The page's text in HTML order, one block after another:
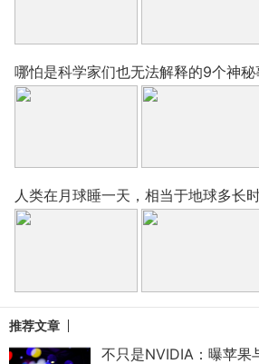
哪怕是科学家们也无法解释的9个神秘
人类在月球睡一天，相当于地球多长
推荐文章
不只是NVIDIA：曝苹果